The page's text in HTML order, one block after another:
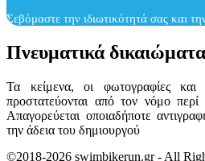
Σεβόμαστε την ιδιωτικότητά σας και
Πνευματικά δικαιώματα
Τα κείμενα, οι φωτογραφίες και
προστατεύονται από τον νόμο περί
Απαγορεύεται οποιαδήποτε
την άδεια του δημιουργού
©2018-2026 swimbikerun.gr - All